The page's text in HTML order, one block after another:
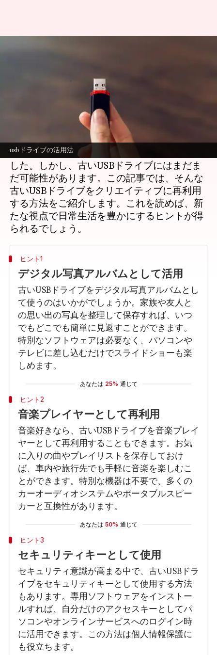
usbドライブの活用法
古いUsbドライブの新しい活用
Jun 17, 2026
古いUSBドライブが引き出しの中で眠ってい
ることはありませんか？技術が進化する中
で、使わなくなったガジェットも増えてきま
した。しかし、古いUSBドライブにはまだま
だ可能性があります。この記事では、そんな
古いUSBドライブをクリエイティブに再利用
する方法をご紹介します。これを読めば、新
たな視点で日常生活を豊かにするヒントが得
ヒント1
デジタル写真アルバムとして活用
古いUSBドライブをデジタル写真アルバムとし
て使うのはいかがでしょうか。家族や友人と
の思い出の写真を整理して保存すれば、いつ
でもどこでも簡単に見返すことができます。
特別なソフトウェアは必要なく、パソコンや
テレビに差し込むだけでスライドショーも楽
しめます。
あなたは 25% 通じて
ヒント2
音楽プレイヤーとして再利用
音楽好きなら、古いUSBドライブを音楽プレイ
ヤーとして再利用することもできます。お気
に入りの曲やプレイリストを保存しておけ
ば、車内や旅行先でも手軽に音楽を楽しむこ
とができます。特別な機器は不要で、多くの
カーオーディオシステムやポータブルスピー
カーと互換性があります。
あなたは 50% 通じて
ヒント3
セキュリティキーとして使用
セキュリティ意識が高まる中で、古いUSBドラ
イブをセキュリティキーとして使用する方法
もあります。専用ソフトウェアをインストー
ルすれば、自分だけのアクセスキーとしてパ
ソコンやオンラインサービスへのログイン時
に活用できます。この方法は個人情報保護に
も役立ちます。